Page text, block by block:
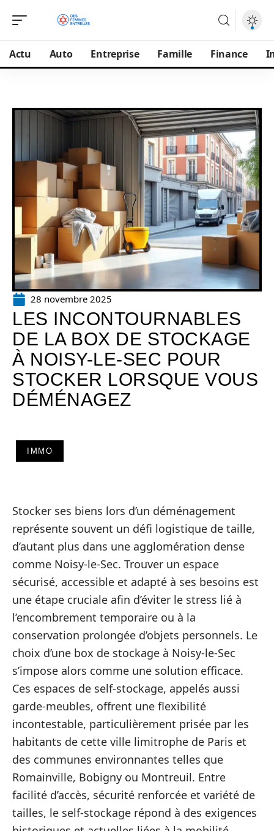
Actu Auto Entreprise Famille Finance
28 novembre 2025
LES INCONTOURNABLES
DE LA BOX DE STOCKAGE
À NOISY-LE-SEC POUR
STOCKER LORSQUE VOUS
DÉMÉNAGEZ
IMMO
Stocker ses biens lors d’un déménagement
représente souvent un défi logistique de taille,
d’autant plus dans une agglomération dense
comme Noisy-le-Sec. Trouver un espace
sécurisé, accessible et adapté à ses besoins est
une étape cruciale afin d’éviter le stress lié à
l’encombrement temporaire ou à la
conservation prolongée d’objets personnels. Le
choix d’une box de stockage à Noisy-le-Sec
s’impose alors comme une solution efficace.
Ces espaces de self-stockage, appelés aussi
garde-meubles, offrent une flexibilité
incontestable, particulièrement prisée par les
habitants de cette ville limitrophe de Paris et
des communes environnantes telles que
Romainville, Bobigny ou Montreuil. Entre
facilité d’accès, sécurité renforcée et variété de
tailles, le self-stockage répond à des exigences